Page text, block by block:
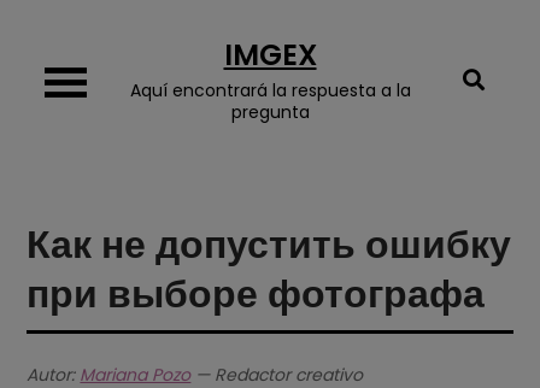
content
IMGEX
Aquí encontrará la respuesta a la
pregunta
Как не допустить ошибку
при выборе фотографа
Autor: Mariana Pozo— Redactor creativo